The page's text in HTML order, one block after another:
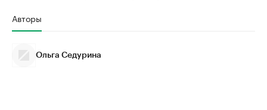
Авторы
Ольга Седурина